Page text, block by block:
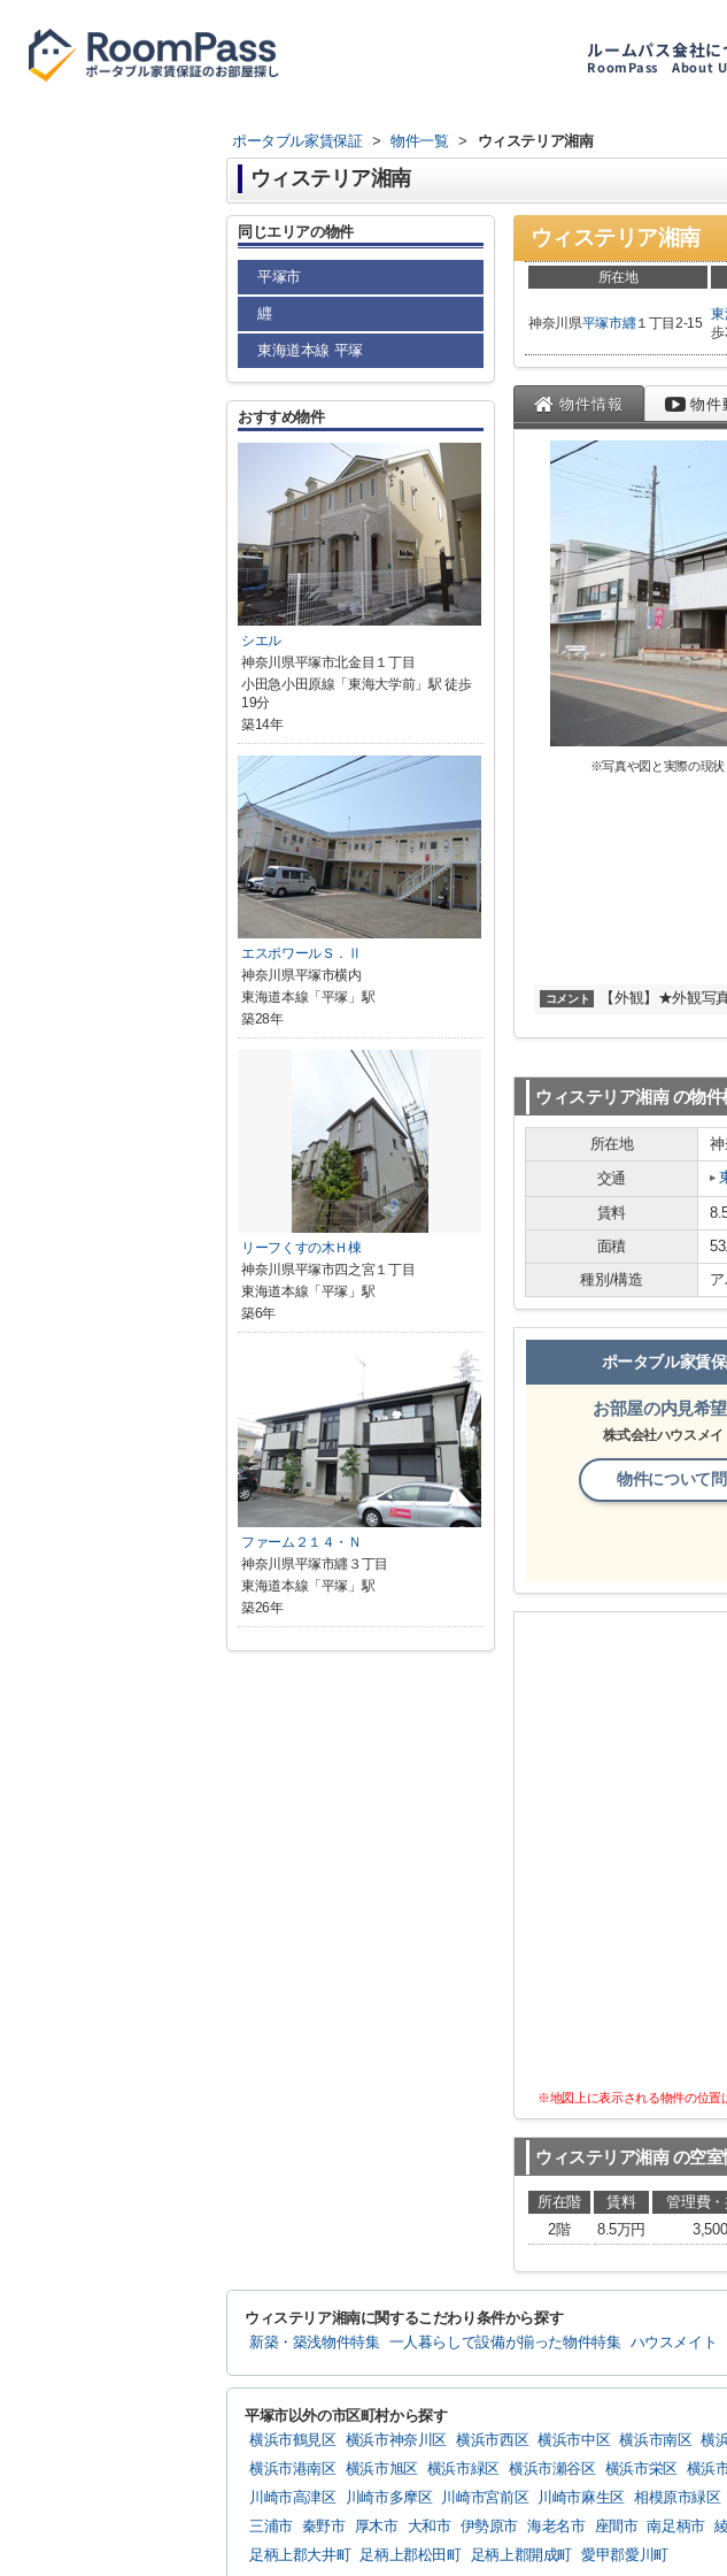
ルームパス
RoomPass
会社に
About
ポータブル家賃保証 > 物件一覧 > ウィステリア湘南
ウィステリア湘南
ウィステリア湘南
所在地
神奈川県平塚市纒１丁目2-15
東
歩
物件情報 物件
※写真や図と実際の現状
コメント 【外観】★外観写
ウィステリア湘南 の物件
所在地 神
交通
賃料
面積
種別/構造
ポータブル家賃
お部屋の内見希
株式会社ハウスメ
物件について
※地図上に表示される物件の位置
ウィステリア湘南 の空室
所在階 賃料 管理費
2階
8.5万円
同じエリアの物件
平塚市
纒
東海道本線 平塚
おすすめ物件
シエル
神奈川県平塚市北金目１丁目
小田急小田原線「東海大学前」駅 徒歩
19分
築14年
エスポワールＳ．Ⅱ
神奈川県平塚市横内
東海道本線「平塚」駅
築28年
リーフくすの木Ｈ棟
神奈川県平塚市四之宮１丁目
東海道本線「平塚」駅
築6年
ファーム２１４・Ｎ
神奈川県平塚市纒３丁目
東海道本線「平塚」駅
築26年
ウィステリア湘南に関するこだわり条件から探す
新築・築浅物件特集 一人暮らしで設備が揃った物件特集 ハウスメイト
平塚市以外の市区町村から探す
横浜市鶴見区 横浜市神奈川区 横浜市西区 横浜市中区 横浜市南区 横
横浜市港南区 横浜市旭区 横浜市緑区 横浜市瀬谷区 横浜市栄区 横浜
川崎市高津区
川崎市多摩区 川崎市宮前区 川崎市麻生区 相模原市緑区
三浦市 秦野市 厚木市 大和市 伊勢原市 海老名市 座間市 南足柄市
足柄上郡大井町
足柄上郡松田町 足柄上郡開成町 愛甲郡愛川町